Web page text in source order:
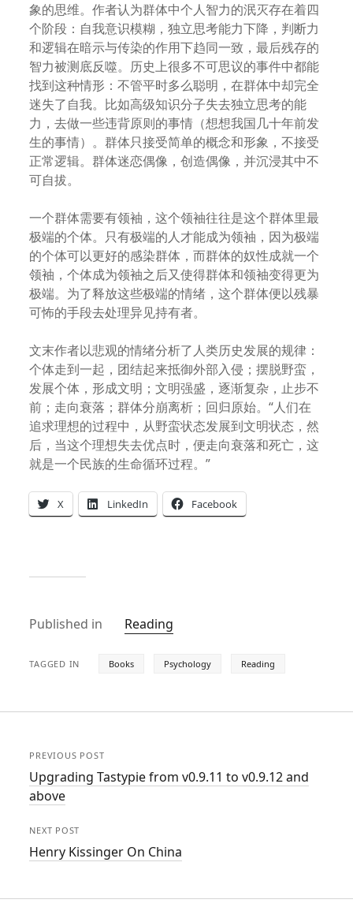
象的思维。作者认为群体中个人智力的泯灭存在着四
个阶段：自我意识模糊，独立思考能力下降，判断力
和逻辑在暗示与传染的作用下趋同一致，最后残存的
智力被测底反噬。历史上很多不可思议的事件中都能
找到这种情形：不管平时多么聪明，在群体中却完全
迷失了自我。比如高级知识分子失去独立思考的能
力，去做一些违背原则的事情（想想我国几十年前发
生的事情）。群体只接受简单的概念和形象，不接受
正常逻辑。群体迷恋偶像，创造偶像，并沉浸其中不
可自拔。
一个群体需要有领袖，这个领袖往往是这个群体里最
极端的个体。只有极端的人才能成为领袖，因为极端
的个体可以更好的感染群体，而群体的奴性成就一个
领袖，个体成为领袖之后又使得群体和领袖变得更为
极端。为了释放这些极端的情绪，这个群体便以残暴
可怖的手段去处理异见持有者。
文末作者以悲观的情绪分析了人类历史发展的规律：
个体走到一起，团结起来抵御外部入侵；摆脱野蛮，
发展个体，形成文明；文明强盛，逐渐复杂，止步不
前；走向衰落；群体分崩离析；回归原始。“人们在
追求理想的过程中，从野蛮状态发展到文明状态，然
后，当这个理想失去优点时，便走向衰落和死亡，这
就是一个民族的生命循环过程。”
X LinkedIn Facebook
Published in Reading
TAGGED IN Books Psychology Reading
PREVIOUS POST
Upgrading Tastypie from v0.9.11 to v0.9.12 and
above
NEXT POST
Henry Kissinger On China